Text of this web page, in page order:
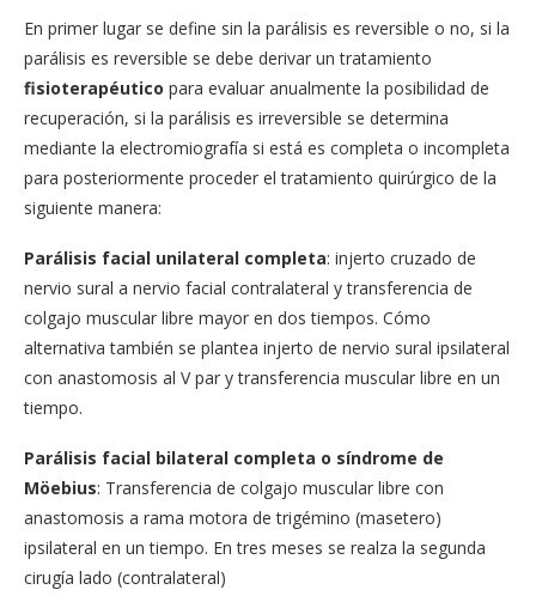
En primer lugar se define sin la parálisis es reversible o no, si la
parálisis es reversible se debe derivar un tratamiento
fisioterapéutico para evaluar anualmente la posibilidad de
recuperación, si la parálisis es irreversible se determina
mediante la electromiografía si está es completa o incompleta
para posteriormente proceder el tratamiento quirúrgico de la
siguiente manera:
Parálisis facial unilateral completa: injerto cruzado de
nervio sural a nervio facial contralateral y transferencia de
colgajo muscular libre mayor en dos tiempos. Cómo
alternativa también se plantea injerto de nervio sural ipsilateral
con anastomosis al V par y transferencia muscular libre en un
tiempo.
Parálisis facial bilateral completa o síndrome de
Möebius: Transferencia de colgajo muscular libre con
anastomosis a rama motora de trigémino (masetero)
ipsilateral en un tiempo. En tres meses se realza la segunda
cirugía lado (contralateral)